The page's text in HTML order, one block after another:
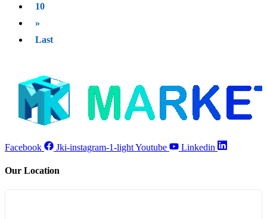
10
»
Last
Facebook Jki-instagram-1-lightYoutube Linkedin
Our Location